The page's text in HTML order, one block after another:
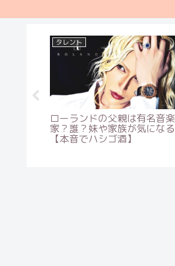
YouTuber
max鈴木(大食い)が太らないの
は病気でも過食嘔吐でもな
し！本当の理由と現在の年収